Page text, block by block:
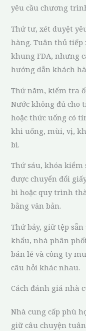
yêu cầu chương
Thứ tư, xét duyệt
hàng. Tuân thủ tiếp
khung FDA, nhưng
hướng dẫn khách
Thứ năm, kiểm tra
Nước không đủ cho
hoặc thức uống có
khi uống, mùi, vị,
bì.
Thứ sáu, khóa kiểm
được chuyển đổi
bì hoặc quy trình
bằng văn bản.
Thứ bảy, giữ tệp
khẩu, nhà phân
bán lẻ và công ty
câu hỏi khác nhau.
Cách đánh giá nhà
Nhà cung cấp phù
giữ câu chuyện